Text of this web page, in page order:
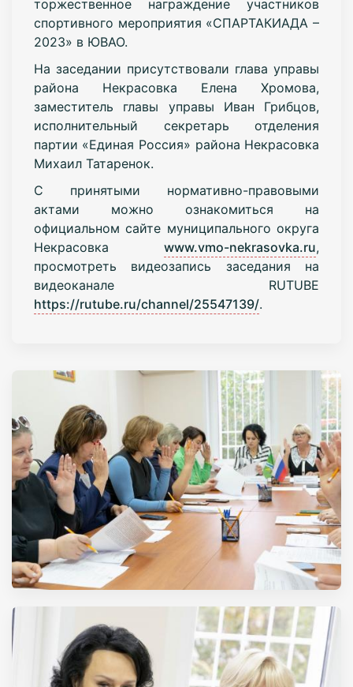
торжественное награждение участников
спортивного мероприятия «СПАРТАКИАДА –
2023» в ЮВАО.
На заседании присутствовали глава управы
района Некрасовка Елена Хромова,
заместитель главы управы Иван Грибцов,
исполнительный секретарь отделения
партии «Единая Россия» района Некрасовка
Михаил Татаренок.
С принятыми нормативно-правовыми
актами можно ознакомиться на
официальном сайте муниципального округа
Некрасовкаwww.vmo-nekrasovka.ru,
просмотреть видеозапись заседания на
видеоканале RUTUBE
https://rutube.ru/channel/25547139/.